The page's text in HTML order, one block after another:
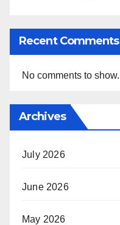
Recent Comments
No comments to show.
Archives
July 2026
June 2026
May 2026